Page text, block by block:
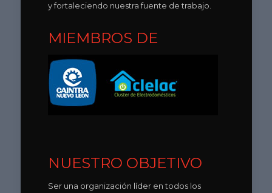
y fortaleciendo nuestra fuente de trabajo.
MIEMBROS DE
NUESTRO OBJETIVO
Ser una organización líder en todos los